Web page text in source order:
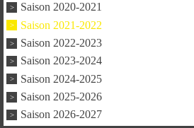
Saison 2020-2021
Saison 2021-2022
Saison 2022-2023
Saison 2023-2024
Saison 2024-2025
Saison 2025-2026
Saison 2026-2027